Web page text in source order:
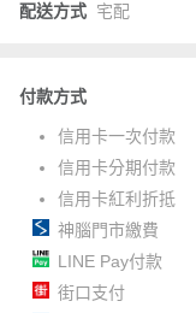
配送方式 宅配
付款方式
信用卡一次付款
信用卡分期付款
信用卡紅利折抵
神腦門市繳費
LINE Pay付款
街口支付